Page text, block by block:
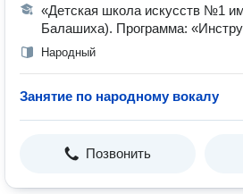
«Детская школа искусств №1
Балашиха). Программа:
Народный
Занятие по народному вокалу
Позвонить